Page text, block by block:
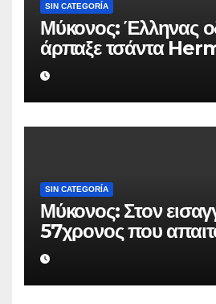
SIN CATEGORÍA
Μύκονος: Έλληνας
άρπαξε τσάντα
Rolex αξίας 75.000
Ουκρανό τουρίστα
SIN CATEGORÍA
Μύκονος: Στον
57χρονος που
επιχειρηματία
να μην κάνει
βάρος του